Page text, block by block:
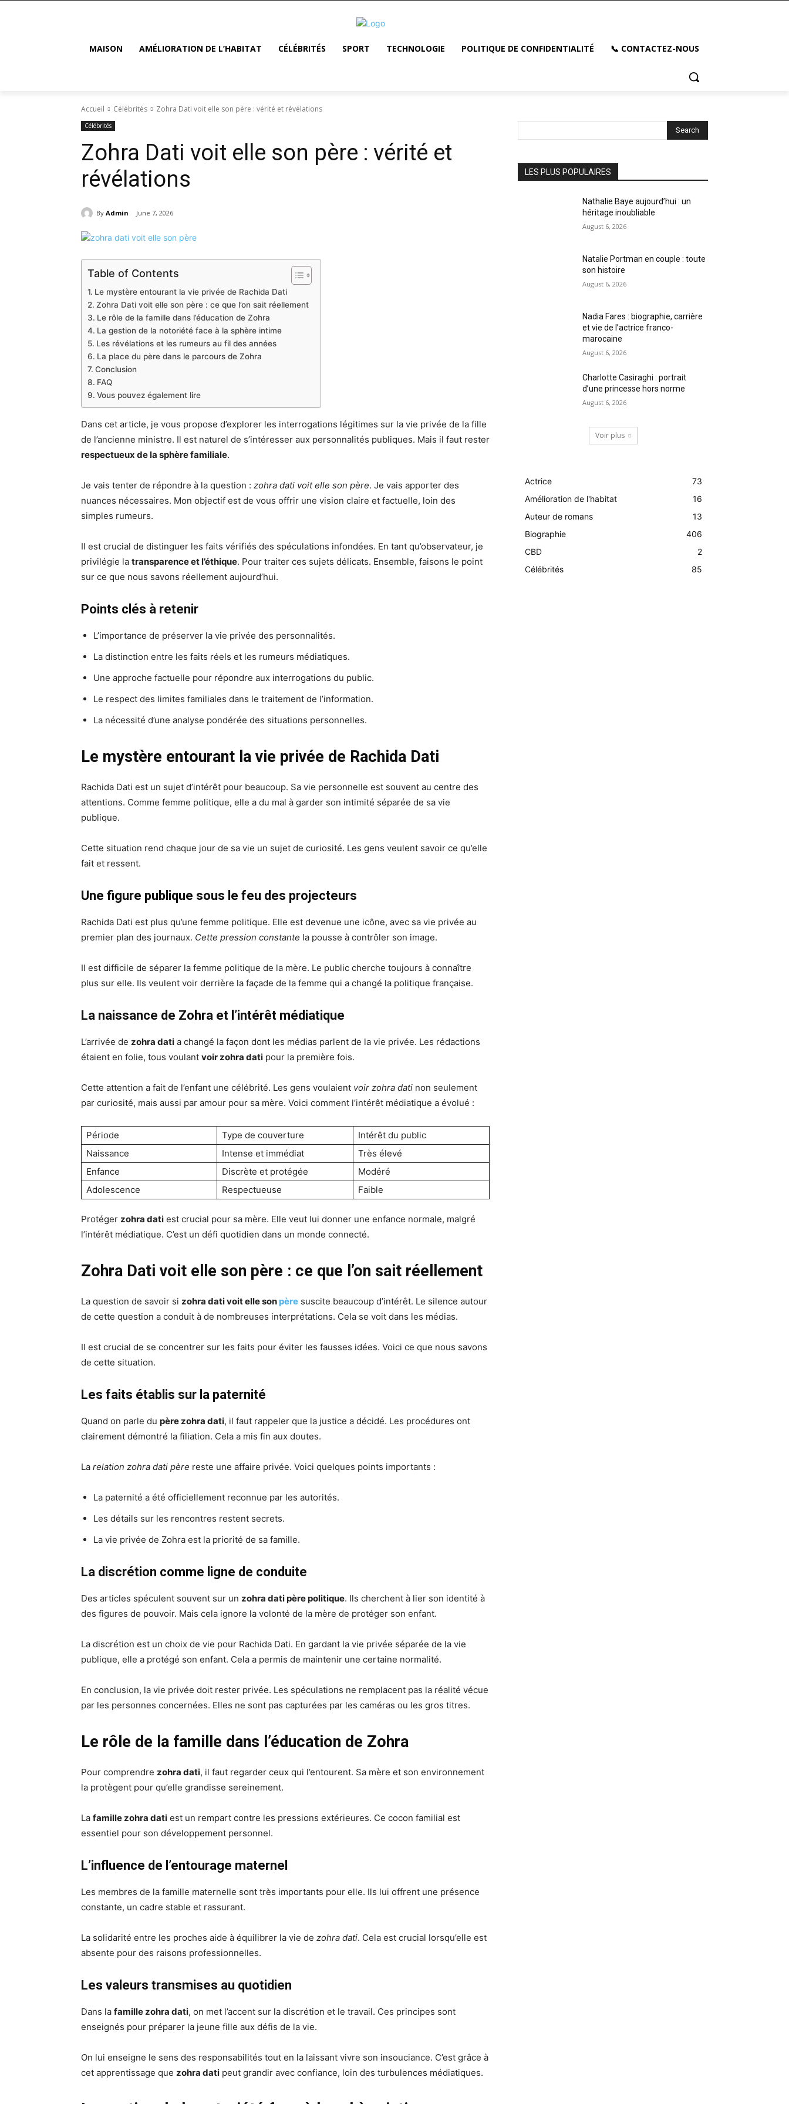
MAISON AMÉLIORATION DE L’HABITAT CÉLÉBRITÉS SPORT TECHNOLOGIE POLITIQUE DE CONFIDENTIALITÉ 📞 CONTACTEZ-NOUS
Accueil Célébrités Zohra Dati voit elle son père : vérité et révélations
Célébrités
Zohra Dati voit elle son père : vérité et
révélations
By Admin June 7, 2026
Table of Contents
Le mystère entourant la vie privée de Rachida Dati
Zohra Dati voit elle son père : ce que l’on sait réellement
Le rôle de la famille dans l’éducation de Zohra
La gestion de la notoriété face à la sphère intime
Les révélations et les rumeurs au fil des années
La place du père dans le parcours de Zohra
Conclusion
FAQ
Vous pouvez également lire
Dans cet article, je vous propose d’explorer les interrogations légitimes sur la vie privée de la fille
de l’ancienne ministre. Il est naturel de s’intéresser aux personnalités publiques. Mais il faut rester
respectueux de la sphère familiale.
Je vais tenter de répondre à la question : zohra dati voit elle son père. Je vais apporter des
nuances nécessaires. Mon objectif est de vous offrir une vision claire et factuelle, loin des
simples rumeurs.
Il est crucial de distinguer les faits vérifiés des spéculations infondées. En tant qu’observateur, je
privilégie la transparence et l’éthique. Pour traiter ces sujets délicats. Ensemble, faisons le point
sur ce que nous savons réellement aujourd’hui.
Points clés à retenir
L’importance de préserver la vie privée des personnalités.
La distinction entre les faits réels et les rumeurs médiatiques.
Une approche factuelle pour répondre aux interrogations du public.
Le respect des limites familiales dans le traitement de l’information.
La nécessité d’une analyse pondérée des situations personnelles.
Le mystère entourant la vie privée de Rachida Dati
Rachida Dati est un sujet d’intérêt pour beaucoup. Sa vie personnelle est souvent au centre des
attentions. Comme femme politique, elle a du mal à garder son intimité séparée de sa vie
publique.
Cette situation rend chaque jour de sa vie un sujet de curiosité. Les gens veulent savoir ce qu’elle
fait et ressent.
Une figure publique sous le feu des projecteurs
Rachida Dati est plus qu’une femme politique. Elle est devenue une icône, avec sa vie privée au
premier plan des journaux. Cette pression constante la pousse à contrôler son image.
Il est difficile de séparer la femme politique de la mère. Le public cherche toujours à connaître
plus sur elle. Ils veulent voir derrière la façade de la femme qui a changé la politique française.
La naissance de Zohra et l’intérêt médiatique
L’arrivée de zohra dati a changé la façon dont les médias parlent de la vie privée. Les rédactions
étaient en folie, tous voulant voir zohra dati pour la première fois.
Cette attention a fait de l’enfant une célébrité. Les gens voulaient voir zohra dati non seulement
par curiosité, mais aussi par amour pour sa mère. Voici comment l’intérêt médiatique a évolué :
Période Type de couverture
Intérêt du public
Naissance
Intense et immédiat
Très élevé
Enfance
Discrète et protégée
Modéré
Adolescence
Respectueuse Faible
Protéger zohra dati est crucial pour sa mère. Elle veut lui donner une enfance normale, malgré
l’intérêt médiatique. C’est un défi quotidien dans un monde connecté.
Zohra Dati voit elle son père : ce que l’on sait réellement
La question de savoir si zohra dati voit elle son père suscite beaucoup d’intérêt. Le silence autour
de cette question a conduit à de nombreuses interprétations. Cela se voit dans les médias.
Il est crucial de se concentrer sur les faits pour éviter les fausses idées. Voici ce que nous savons
de cette situation.
Les faits établis sur la paternité
Quand on parle du père zohra dati, il faut rappeler que la justice a décidé. Les procédures ont
clairement démontré la filiation. Cela a mis fin aux doutes.
La relation zohra dati père reste une affaire privée. Voici quelques points importants :
La paternité a été officiellement reconnue par les autorités.
Les détails sur les rencontres restent secrets.
La vie privée de Zohra est la priorité de sa famille.
La discrétion comme ligne de conduite
Des articles spéculent souvent sur un zohra dati père politique. Ils cherchent à lier son identité à
des figures de pouvoir. Mais cela ignore la volonté de la mère de protéger son enfant.
La discrétion est un choix de vie pour Rachida Dati. En gardant la vie privée séparée de la vie
publique, elle a protégé son enfant. Cela a permis de maintenir une certaine normalité.
En conclusion, la vie privée doit rester privée. Les spéculations ne remplacent pas la réalité vécue
par les personnes concernées. Elles ne sont pas capturées par les caméras ou les gros titres.
Le rôle de la famille dans l’éducation de Zohra
Pour comprendre zohra dati, il faut regarder ceux qui l’entourent. Sa mère et son environnement
la protègent pour qu’elle grandisse sereinement.
La famille zohra dati est un rempart contre les pressions extérieures. Ce cocon familial est
essentiel pour son développement personnel.
L’influence de l’entourage maternel
Les membres de la famille maternelle sont très importants pour elle. Ils lui offrent une présence
constante, un cadre stable et rassurant.
La solidarité entre les proches aide à équilibrer la vie de zohra dati. Cela est crucial lorsqu’elle est
absente pour des raisons professionnelles.
Les valeurs transmises au quotidien
Dans la famille zohra dati, on met l’accent sur la discrétion et le travail. Ces principes sont
enseignés pour préparer la jeune fille aux défis de la vie.
On lui enseigne le sens des responsabilités tout en la laissant vivre son insouciance. C’est grâce à
cet apprentissage que zohra dati peut grandir avec confiance, loin des turbulences médiatiques.
Search
LES PLUS POPULAIRES
Nathalie Baye aujourd’hui : un
héritage inoubliable
August 6, 2026
Natalie Portman en couple : toute
son histoire
August 6, 2026
Nadia Fares : biographie, carrière
et vie de l’actrice franco-
marocaine
August 6, 2026
Charlotte Casiraghi : portrait
d’une princesse hors norme
August 6, 2026
Voir plus
Actrice
73
Amélioration de l'habitat
16
Auteur de romans
13
Biographie
406
CBD
2
Célébrités
85